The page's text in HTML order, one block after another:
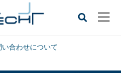
合わせについて